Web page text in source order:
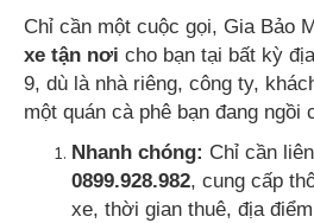
Chỉ cần một cuộc gọi, Gia Bảo
xe tận nơi cho bạn tại bất kỳ
9, dù là nhà riêng, công ty,
một quán cà phê bạn đang ngồi
Nhanh chóng: Chỉ cần
0899.928.982, cung cấp
xe, thời gian thuê, địa